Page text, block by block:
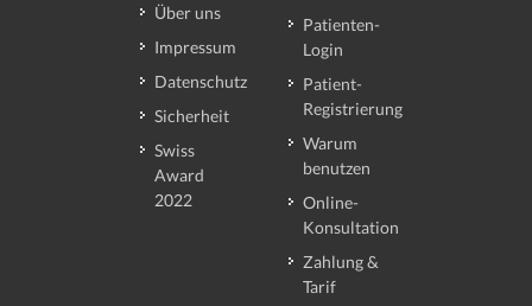
Über uns
Impressum
Datenschutz
Sicherheit
Swiss
Award
2022
Patienten-
Login
Patient-
Registrierung
Warum
benutzen
Online-
Konsultation
Zahlung &
Tarif